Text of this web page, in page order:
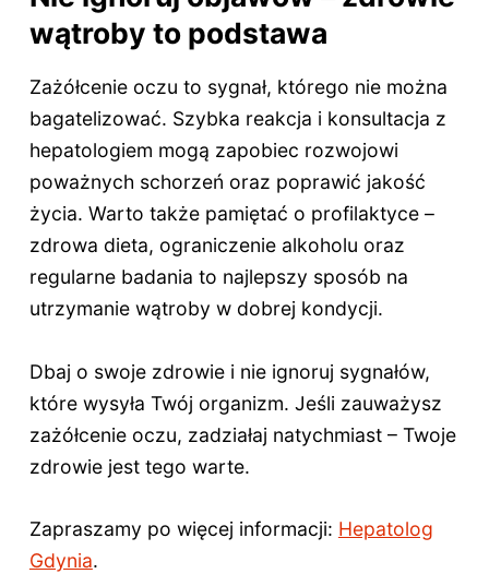
wątroby to podstawa
Zażółcenie oczu to sygnał, którego nie można
bagatelizować. Szybka reakcja i konsultacja z
hepatologiem mogą zapobiec rozwojowi
poważnych schorzeń oraz poprawić jakość
życia. Warto także pamiętać o profilaktyce –
zdrowa dieta, ograniczenie alkoholu oraz
regularne badania to najlepszy sposób na
utrzymanie wątroby w dobrej kondycji.
Dbaj o swoje zdrowie i nie ignoruj sygnałów,
które wysyła Twój organizm. Jeśli zauważysz
zażółcenie oczu, zadziałaj natychmiast – Twoje
zdrowie jest tego warte.
Zapraszamy po więcej informacji: Hepatolog
Gdynia.